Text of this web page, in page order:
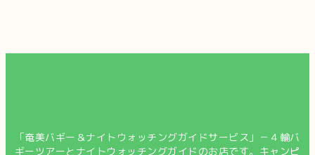
「奄美バギー＆ナイトウォッチングガイドサービス」－４輪バ
ギーツアーとナイトウォッチングガイドのお店です。キャンピ